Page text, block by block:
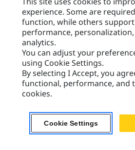
Wyświetl
Porównaj
Uchwyty
Wspornik montażowy –
experience. Some are
function, while others
performance,
analytics.
You can adjust your
using Cookie Settings.
By selecting I Accept, you
functional, performance, and
cookies.
Cookie Settings